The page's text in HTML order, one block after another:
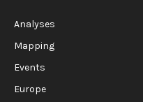
Analyses
Mapping
Events
Europe